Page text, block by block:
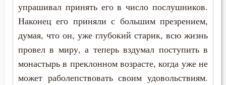
упрашивал принять его в число послушников.
Наконец его приняли с большим презрением,
думая, что он, уже глубокий старик, всю жизнь
провел в миру, а теперь вздумал поступить в
монастырь в преклонном возрасте, когда уже не
может раболепствовать своим удовольствиям.